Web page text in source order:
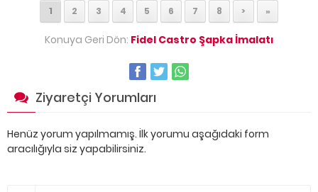
1 2 3 4 5 6 7 8 > »
Konuya Geri Dön: Fidel Castro Şapka İmalatı
Ziyaretçi Yorumları
Henüz yorum yapılmamış. İlk yorumu aşağıdaki form
aracılığıyla siz yapabilirsiniz.